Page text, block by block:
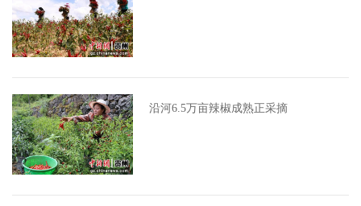
沿河6.5万亩辣椒成熟正采摘